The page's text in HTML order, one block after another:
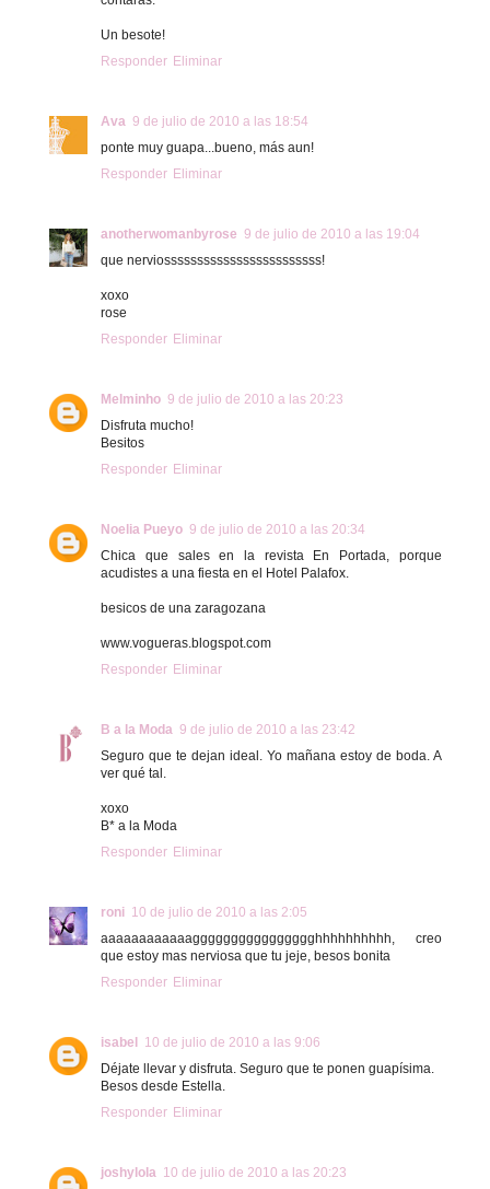
Un besote!
Responder Eliminar
Ava 9 de julio de 2010 a las 18:54
ponte muy guapa...bueno, más aun!
Responder Eliminar
anotherwomanbyrose 9 de julio de 2010 a las 19:04
que nerviossssssssssssssssssssssss!
xoxo
rose
Responder Eliminar
Melminho 9 de julio de 2010 a las 20:23
Disfruta mucho!
Besitos
Responder Eliminar
Noelia Pueyo 9 de julio de 2010 a las 20:34
Chica que sales en la revista En Portada, porque
acudistes a una fiesta en el Hotel Palafox.
besicos de una zaragozana
www.vogueras.blogspot.com
Responder Eliminar
B a la Moda 9 de julio de 2010 a las 23:42
Seguro que te dejan ideal. Yo mañana estoy de boda. A
ver qué tal.
xoxo
B* a la Moda
Responder Eliminar
roni 10 de julio de 2010 a las 2:05
aaaaaaaaaaaagggggggggggggggghhhhhhhhhh, creo
que estoy mas nerviosa que tu jeje, besos bonita
Responder Eliminar
isabel 10 de julio de 2010 a las 9:06
Déjate llevar y disfruta. Seguro que te ponen guapísima.
Besos desde Estella.
Responder Eliminar
joshylola 10 de julio de 2010 a las 20:23